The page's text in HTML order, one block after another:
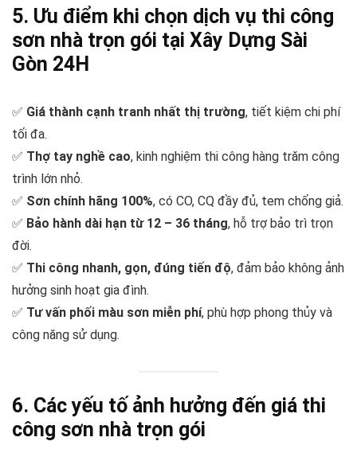
5. Ưu điểm khi chọn dịch vụ thi công
sơn nhà trọn gói tại Xây Dựng Sài
Gòn 24H
✅ Giá thành cạnh tranh nhất thị trường, tiết kiệm chi phí
tối đa.
✅ Thợ tay nghề cao, kinh nghiệm thi công hàng trăm công
trình lớn nhỏ.
✅ Sơn chính hãng 100%, có CO, CQ đầy đủ, tem chống giả.
✅ Bảo hành dài hạn từ 12 – 36 tháng, hỗ trợ bảo trì trọn
đời.
✅ Thi công nhanh, gọn, đúng tiến độ, đảm bảo không ảnh
hưởng sinh hoạt gia đình.
✅ Tư vấn phối màu sơn miễn phí, phù hợp phong thủy và
công năng sử dụng.
6. Các yếu tố ảnh hưởng đến giá thi
công sơn nhà trọn gói